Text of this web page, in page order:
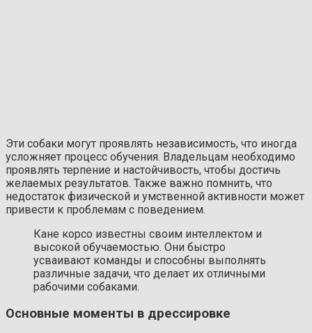
Эти собаки могут проявлять независимость, что иногда
усложняет процесс обучения. Владельцам необходимо
проявлять терпение и настойчивость, чтобы достичь
желаемых результатов. Также важно помнить, что
недостаток физической и умственной активности может
привести к проблемам с поведением.
Кане корсо известны своим интеллектом и
высокой обучаемостью. Они быстро
усваивают команды и способны выполнять
различные задачи, что делает их отличными
рабочими собаками.
Основные моменты в дрессировке